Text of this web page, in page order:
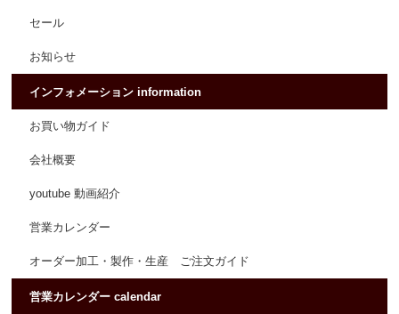
セール
お知らせ
インフォメーション information
お買い物ガイド
会社概要
youtube 動画紹介
営業カレンダー
オーダー加工・製作・生産 ご注文ガイド
営業カレンダー calendar